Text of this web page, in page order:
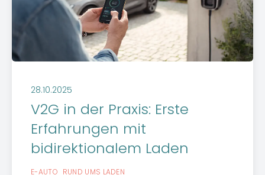
28.10.2025
V2G in der Praxis: Erste
Erfahrungen mit
bidirektionalem Laden
E-AUTO RUND UMS LADEN